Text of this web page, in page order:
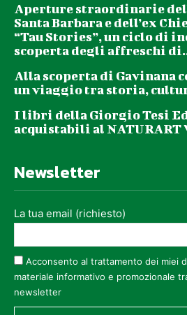
Aperture straordinarie
Santa Barbara e dell’ex
“Tau Stories”, un ciclo di
scoperta degli affreschi
Alla scoperta di Gavinana
un viaggio tra storia,
I libri della Giorgio Tesi
acquistabili al NATURART
Newsletter
La tua email (richiesto)
Acconsento al trattamento dei miei
materiale informativo e promozionale
newsletter